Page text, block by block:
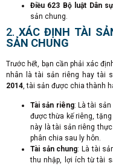
Điều 623 Bộ luật Dân
sản chung.
2. XÁC ĐỊNH TÀI
SẢN CHUNG
Trước hết, bạn cần phải xác
nhân là tài sản riêng hay tài
2014 , tài sản được chia thành
Tài sản riêng: Là tài
được thừa kế riêng,
này là tài sản riêng
phân chia sau ly hôn.
Tài sản chung: Là tài
thu nhập, lợi ích từ tài